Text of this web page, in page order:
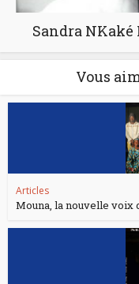
Sandra
Vous
Articles
Mouna, la nouvelle voix